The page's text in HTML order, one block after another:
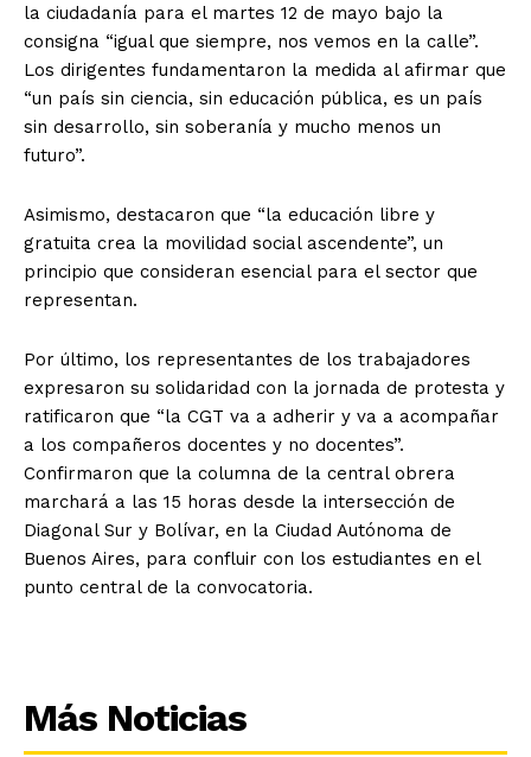
la ciudadanía para el martes 12 de mayo bajo la
consigna “igual que siempre, nos vemos en la calle”.
Los dirigentes fundamentaron la medida al afirmar que
“un país sin ciencia, sin educación pública, es un país
sin desarrollo, sin soberanía y mucho menos un
futuro”.
Asimismo, destacaron que “la educación libre y
gratuita crea la movilidad social ascendente”, un
principio que consideran esencial para el sector que
representan.
Por último, los representantes de los trabajadores
expresaron su solidaridad con la jornada de protesta y
ratificaron que “la CGT va a adherir y va a acompañar
a los compañeros docentes y no docentes”.
Confirmaron que la columna de la central obrera
marchará a las 15 horas desde la intersección de
Diagonal Sur y Bolívar, en la Ciudad Autónoma de
Buenos Aires, para confluir con los estudiantes en el
punto central de la convocatoria.
Más Noticias